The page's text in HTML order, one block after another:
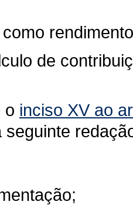
de
o inciso XV ao
seguinte